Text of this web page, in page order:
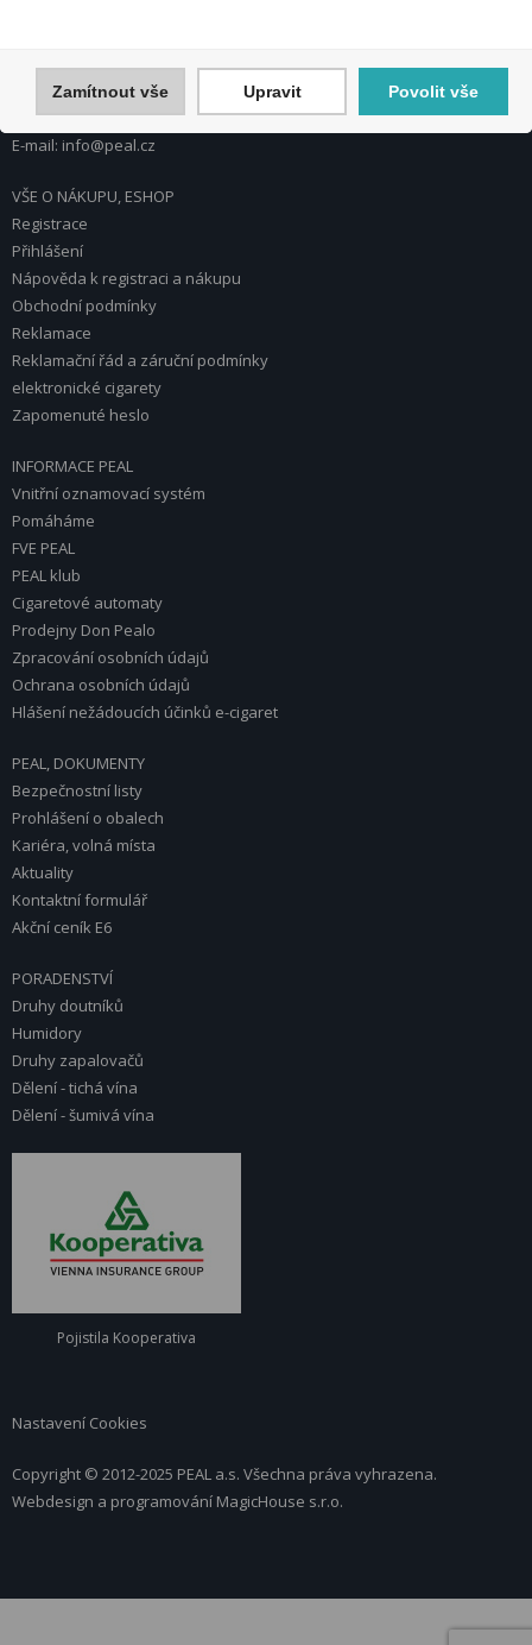
Česká republika
Tel.: 272 774 153
E-mail: info@peal.cz
VŠE O NÁKUPU, ESHOP
Registrace
Přihlášení
Nápověda k registraci a nákupu
Obchodní podmínky
Reklamace
Reklamační řád a záruční podmínky
elektronické cigarety
Zapomenuté heslo
INFORMACE PEAL
Vnitřní oznamovací systém
Pomáháme
FVE PEAL
PEAL klub
Cigaretové automaty
Prodejny Don Pealo
Zpracování osobních údajů
Ochrana osobních údajů
Hlášení nežádoucích účinků e-cigaret
PEAL, DOKUMENTY
Bezpečnostní listy
Prohlášení o obalech
Kariéra, volná místa
Aktuality
Kontaktní formulář
Akční ceník E6
PORADENSTVÍ
Druhy doutníků
Humidory
Druhy zapalovačů
Dělení - tichá vína
Dělení - šumivá vína
Pojistila Kooperativa
Nastavení Cookies
Copyright © 2012-2025 PEAL a.s. Všechna práva vyhrazena.
Webdesign a programování MagicHouse s.r.o.
Zamítnout vše Upravit Povolit vše